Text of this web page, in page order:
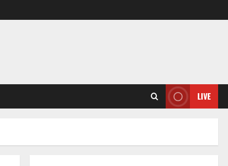
LIVE